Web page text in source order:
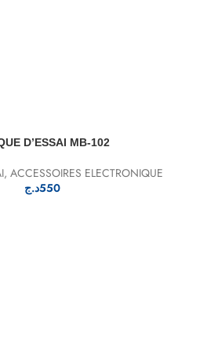
D’ESSAI MB-102
, ACCESSOIRES ELECTRONIQUE
550د.ج